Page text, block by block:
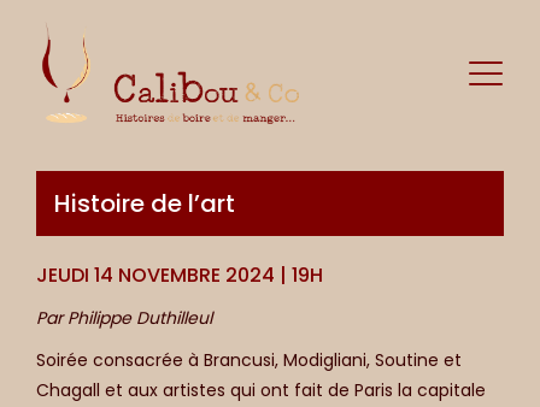
Histoire de l’art
JEUDI 14 NOVEMBRE 2024 | 19H
Par Philippe Duthilleul
Soirée consacrée à Brancusi, Modigliani, Soutine et
Chagall et aux artistes qui ont fait de Paris la capitale